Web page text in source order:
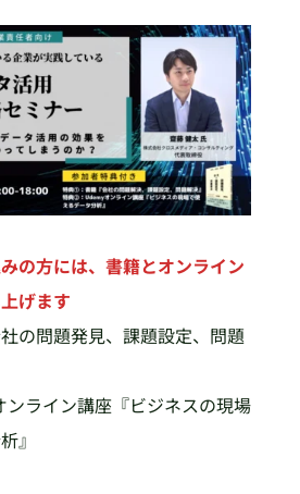
の方には、書籍とオンライン
げます
の問題発見、課題設定、問題
ライン講座『ビジネスの現場
』